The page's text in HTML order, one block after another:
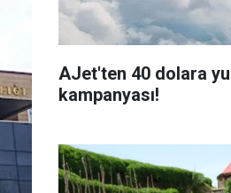
AJet'ten 40 dolara
kampanyası!